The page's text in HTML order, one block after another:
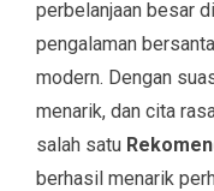
perbelanjaan besar
pengalaman
modern. Dengan
menarik, dan cita
salah satu
berhasil menarik